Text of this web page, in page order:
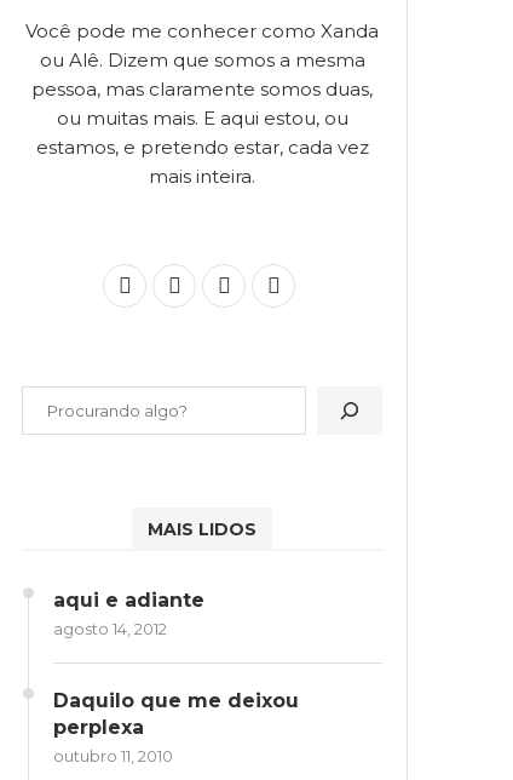
Você pode me conhecer como Xanda
ou Alê. Dizem que somos a mesma
pessoa, mas claramente somos duas,
ou muitas mais. E aqui estou, ou
estamos, e pretendo estar, cada vez
mais inteira.
MAIS LIDOS
aqui e adiante
agosto 14, 2012
Daquilo que me deixou
perplexa
outubro 11, 2010